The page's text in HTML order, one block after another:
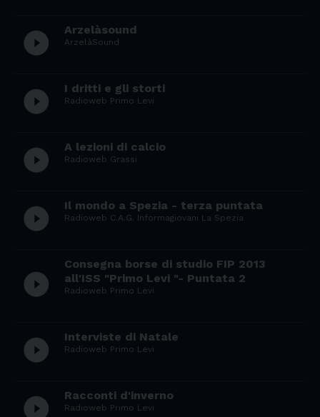
play_circle_filled Arzelàsound
ArzelàSound
play_circle_filled I dritti e gli storti
Radioweb Primo Levi
play_circle_filled A lezioni di calcio
Radioweb Grassi
play_circle_filled Il mondo a Spezia - terza puntata
Radioweb C.A.G. Informagiovani La Spezia
play_circle_filled
Consegna borse di studio FIP 2013
all'ISS "Primo Levi "- Puntata 2
Radioweb Primo Levi
play_circle_filled Interviste di Natale
Radioweb Primo Levi
play_circle_filled Racconti d'inverno
Radioweb Primo Levi